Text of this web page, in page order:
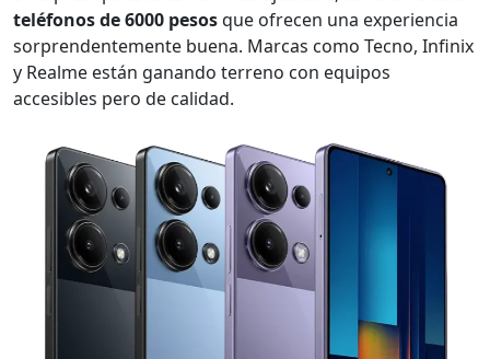
teléfonos de 6000 pesosque ofrecen una experiencia
sorprendentemente buena. Marcas como Tecno, Infinix
y Realme están ganando terreno con equipos
accesibles pero de calidad.